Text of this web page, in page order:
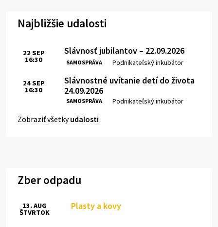
Najbližšie udalosti
Slávnosť jubilantov – 22.09.2026
SAMOSPRÁVA Miesto:
Podnikateľský inkubátor
Čas:
22 SEP
16:30
Slávnostné uvítanie detí do života
24.09.2026
SAMOSPRÁVA Miesto:
Podnikateľský inkubátor
Čas:
24SEP
16:30
Zobraziť všetkyudalosti
Zber odpadu
Plasty a kovy
13. AUG
ŠTVRTOK